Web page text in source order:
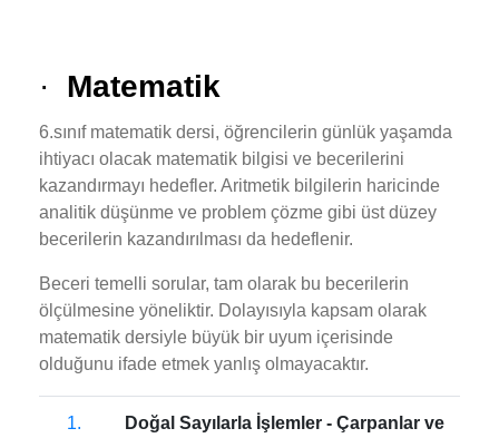
· Matematik
6.sınıf matematik dersi, öğrencilerin günlük yaşamda
ihtiyacı olacak matematik bilgisi ve becerilerini
kazandırmayı hedefler. Aritmetik bilgilerin haricinde
analitik düşünme ve problem çözme gibi üst düzey
becerilerin kazandırılması da hedeflenir.
Beceri temelli sorular, tam olarak bu becerilerin
ölçülmesine yöneliktir. Dolayısıyla kapsam olarak
matematik dersiyle büyük bir uyum içerisinde
olduğunu ifade etmek yanlış olmayacaktır.
1.
Doğal Sayılarla İşlemler - Çarpanlar ve